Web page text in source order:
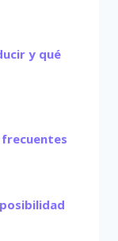
y qué
frecuentes